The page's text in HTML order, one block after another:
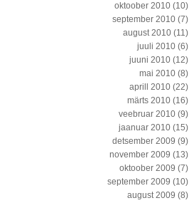
oktoober 2010 (10)
september 2010 (7)
august 2010 (11)
juuli 2010 (6)
juuni 2010 (12)
mai 2010 (8)
aprill 2010 (22)
märts 2010 (16)
veebruar 2010 (9)
jaanuar 2010 (15)
detsember 2009 (9)
november 2009 (13)
oktoober 2009 (7)
september 2009 (10)
august 2009 (8)